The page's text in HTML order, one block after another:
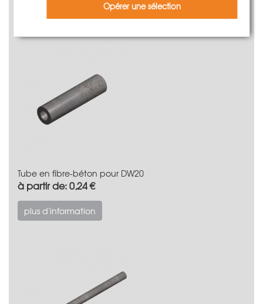
Tube en fibre-béton pour DW20
à partir de: 0,24 €
plus d'information
Opérer une sélection